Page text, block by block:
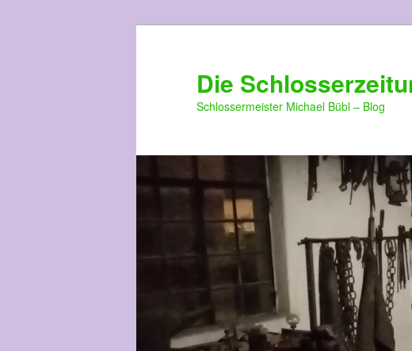
Die
Schlossermeister Michael Bübl – Blog